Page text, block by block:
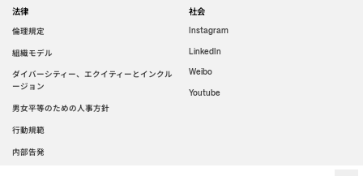
法律
倫理規定
組織モデル
ダイバーシティー、エクイティーとインクル
ージョン
男女平等のための人事方針
行動規範
内部告発
社会
Instagram
LinkedIn
Weibo
Youtube